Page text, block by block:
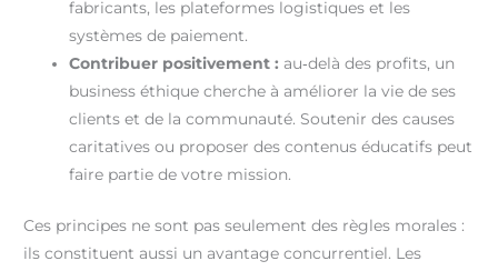
fabricants, les plateformes logistiques et les
systèmes de paiement.
Contribuer positivement : au‑delà des profits, un
business éthique cherche à améliorer la vie de ses
clients et de la communauté. Soutenir des causes
caritatives ou proposer des contenus éducatifs peut
faire partie de votre mission.
Ces principes ne sont pas seulement des règles morales :
ils constituent aussi un avantage concurrentiel. Les